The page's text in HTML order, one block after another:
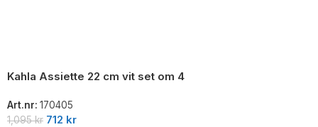
Kahla Assiette 22 cm vit set om 4
Art.nr: 170405
1,095kr 712 kr